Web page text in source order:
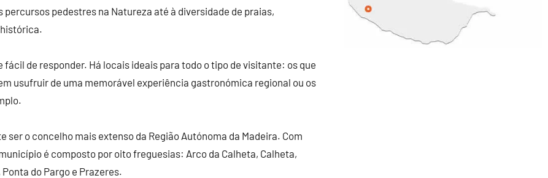
pedestres na Natureza até à diversidade de praias,
fácil de responder. Há locais ideais para todo o tipo de visitante: os que
usufruir de uma memorável experiência gastronómica regional ou os
o concelho mais extenso da Região Autónoma da Madeira. Com
é composto por oito freguesias: Arco da Calheta, Calheta,
do Pargo e Prazeres.